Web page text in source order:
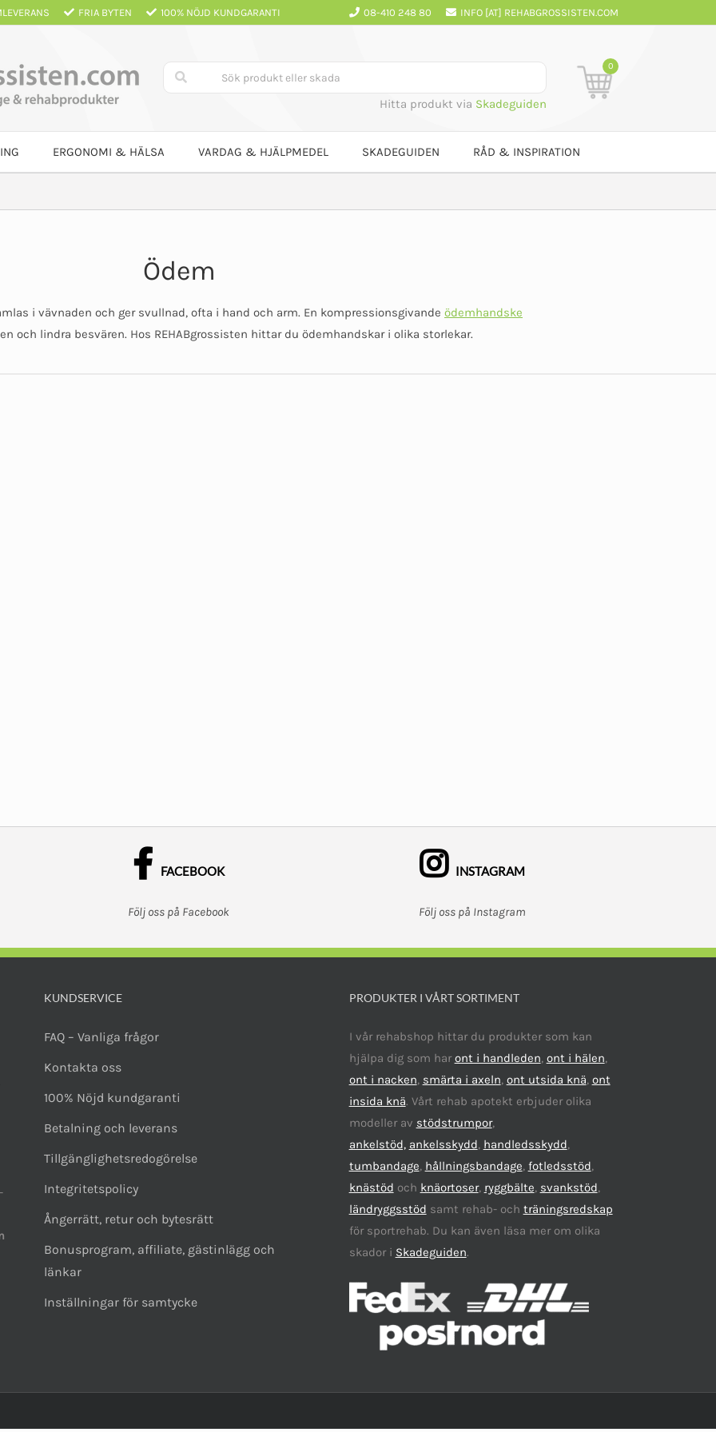
FRIA BYTEN 100% NÖJD KUNDGARANTI 08-410 248 80 INFO [AT] REHABGROSSISTEN.COM
Hitta produkt via Skadeguiden
0
ERGONOMI & HÄLSA VARDAG & HJÄLPMEDEL SKADEGUIDEN RÅD & INSPIRATION
Ödem
i vävnaden och ger svullnad, ofta i hand och arm. En kompressionsgivande ödemhandske
och lindra besvären. Hos REHABgrossisten hittar du ödemhandskar i olika storlekar.
FACEBOOK INSTAGRAM
Följ oss på Facebook Följ oss på Instagram
KUNDSERVICE
FAQ – Vanliga frågor
Kontakta oss
100% Nöjd kundgaranti
Betalning och leverans
Tillgänglighetsredogörelse
Integritetspolicy
Ångerrätt, retur och bytesrätt
Bonusprogram, affiliate, gästinlägg och
länkar
Inställningar för samtycke
PRODUKTER I VÅRT SORTIMENT
I vår rehabshop hittar du produkter som kan
hjälpa dig som haront i handleden, ont i hälen,
ont i nacken, smärta i axeln, ont utsida knä, ont
insida knä. Vårt rehab apotekt erbjuder olika
modeller av stödstrumpor,
ankelstöd, ankelsskydd, handledsskydd,
tumbandage, hållningsbandage, fotledsstöd,
knästöd och knäortoser, ryggbälte, svankstöd,
ländryggsstöd samt rehab- och träningsredskap
för sportrehab. Du kan även läsa mer om olika
skador i Skadeguiden.